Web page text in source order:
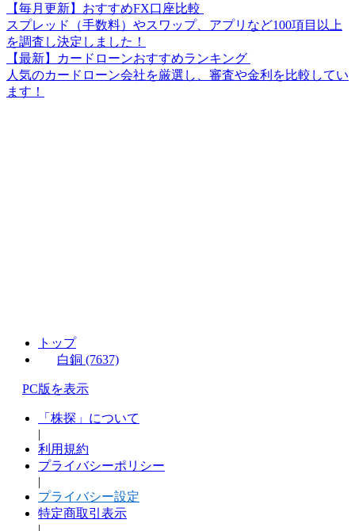
【毎月更新】おすすめFX口座比較
スプレッド（手数料）やスワップ、アプリなど100項目以上
を調査し決定しました！
【最新】カードローンおすすめランキング
人気のカードローン会社を厳選し、審査や金利を比較してい
ます！
トップ
白銅 (7637)
PC版を表示
「株探」について
|
利用規約
プライバシーポリシー
|
プライバシー設定
特定商取引表示